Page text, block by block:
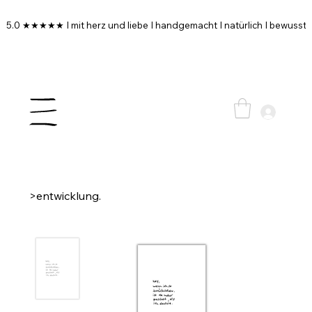
5.0 ★★★★★ I mit herz und liebe I handgemacht I natürlich I bewusst
>entwicklung.